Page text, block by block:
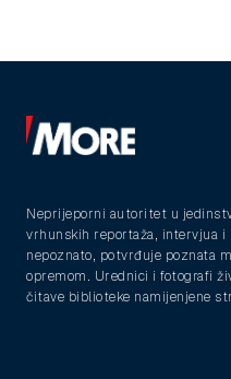
Neprijeporni autoritet u
vrhunskih reportaža, intervjua
nepoznato, potvrđuje poznata
opremom. Urednici i fotografi
čitave biblioteke namijenjene